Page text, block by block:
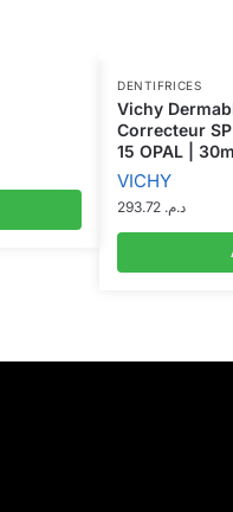
DENTIFRICES
Vichy
Correcteur
15 OPAL |
VICHY
د.م.